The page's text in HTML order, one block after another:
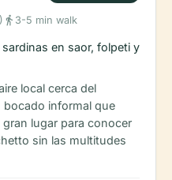
directions_walk 3-5 min walk
en saor, folpeti y
local cerca del
bocado informal que
lugar para conocer
sin las multitudes